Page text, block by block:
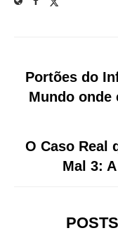
Portões do
Mundo onde
O Caso Real
Mal 3: